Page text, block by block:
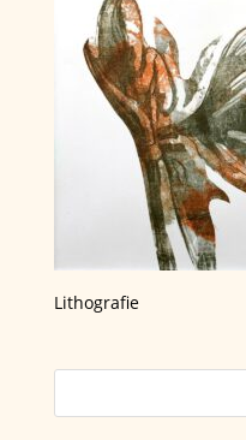
Lithografie